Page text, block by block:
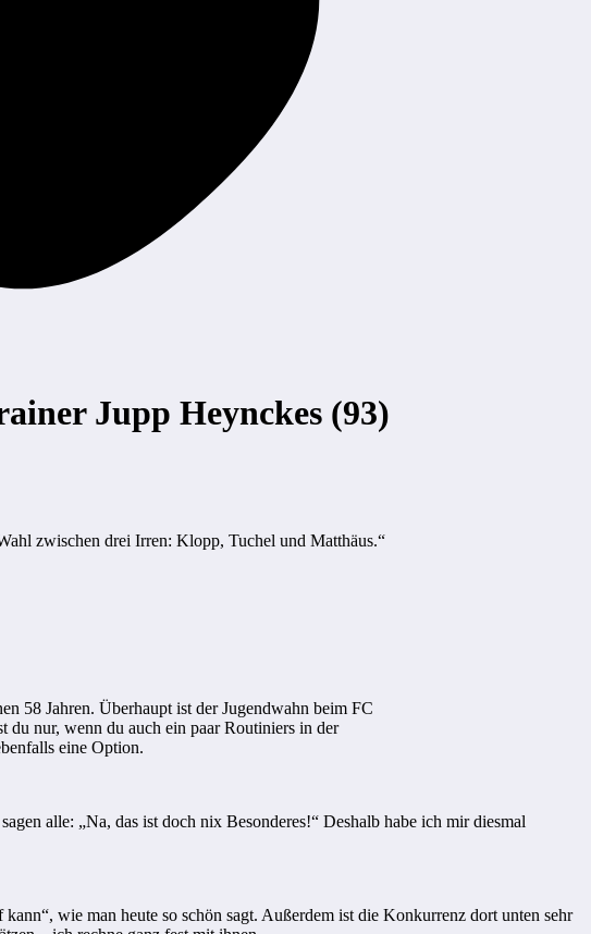
Jupp Heynckes (93)
zwischen drei Irren: Klopp, Tuchel und Matthäus.“
58 Jahren. Überhaupt ist der Jugendwahn beim FC
nur, wenn du auch ein paar Routiniers in der
eine Option.
alle: „Na, das ist doch nix Besonderes!“ Deshalb habe ich mir diesmal
wie man heute so schön sagt. Außerdem ist die Konkurrenz dort unten sehr